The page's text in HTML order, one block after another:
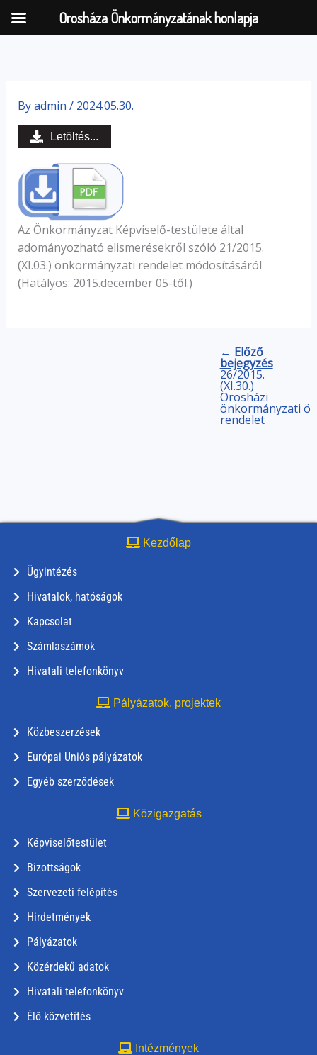
content
Byadmin / 2024.05.30.
Az Önkormányzat Képviselő-testülete által
adományozható elismerésekről szóló 21/2015.
(XI.03.) önkormányzati rendelet módosításáról
(Hatályos: 2015.december 05-től.)
Letöltés...
← Előző
bejegyzés
26/2015.
(XI.30.)
Orosházi
önkormányzati
rendelet
Kezdőlap
Ügyintézés
Hivatalok, hatóságok
Kapcsolat
Számlaszámok
Hivatali telefonkönyv
Pályázatok, projektek
Közbeszerzések
Európai Uniós pályázatok
Egyéb szerződések
Közigazgatás
Képviselőtestület
Bizottságok
Szervezeti felépítés
Hirdetmények
Pályázatok
Közérdekű adatok
Hivatali telefonkönyv
Élő közvetítés
Intézmények
Orosháza Önkormányzatának honlapja